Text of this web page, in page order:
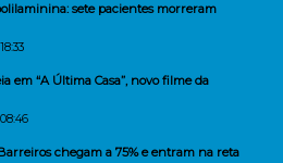
sete pacientes morreram
em “A Última Casa”, novo filme da
chegam a 75% e entram na reta